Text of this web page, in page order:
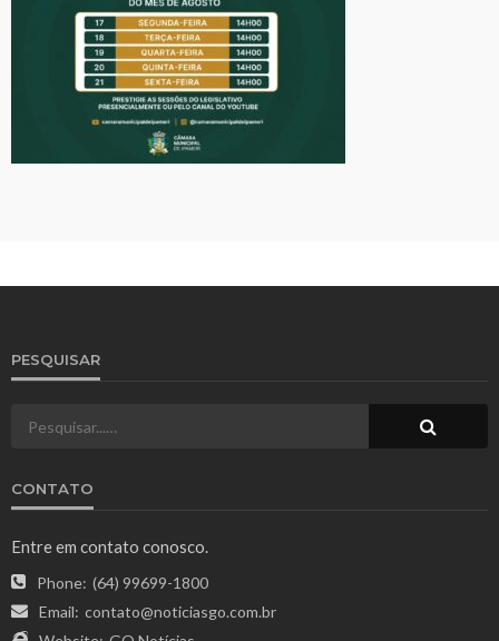
PESQUISAR
CONTATO
Entre em contato conosco.
Phone: (64) 99699-1800
Email: contato@noticiasgo.com.br